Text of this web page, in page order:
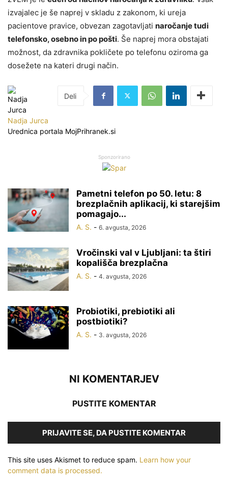
izvajalec je še naprej v skladu z zakonom, ki ureja
pacientove pravice, obvezan zagotavljati naročanje tudi
telefonsko, osebno in po pošti. Še naprej mora obstajati
možnost, da zdravnika pokličete po telefonu oziroma ga
dosežete na kateri drugi način.
Nadja Jurca
Urednica portala MojPrihranek.si
Sponzorirano
Pametni telefon po 50. letu: 8
brezplačnih aplikacij, ki starejšim
pomagajo...
A. S. - 6. avgusta, 2026
Vročinski val v Ljubljani: ta štiri
kopališča brezplačna
A. S. - 4. avgusta, 2026
Probiotiki, prebiotiki ali
postbiotiki?
A. S. - 3. avgusta, 2026
NI KOMENTARJEV
PUSTITE KOMENTAR
PRIJAVITE SE, DA PUSTITE KOMENTAR
This site uses Akismet to reduce spam. Learn how your
comment data is processed.